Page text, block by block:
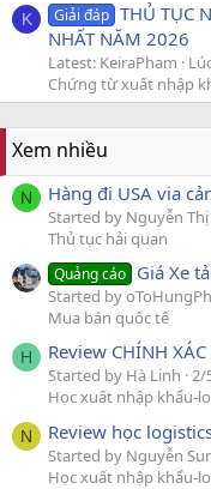
K Giải đáp THỦ TỤC
NHẤT NĂM 2026
Latest: KeiraPham
Chứng từ xuất nhập
Xem nhiều
N Hàng đi USA via
Started by Nguyễn
Thủ tục hải quan
Quảng cáo Giá Xe
Started by
Mua bán quốc tế
H Review CHÍNH
Started by Hà Linh 2/
Học xuất nhập khẩu-
N Review học
Started by Nguyễn
Học xuất nhập khẩu-